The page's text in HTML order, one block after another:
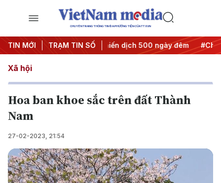
CHUYÊN TRANG THÔNG TIN ĐA PHƯƠNG TIỆN CỦA TTXVN
TIN MỚI TRẠM TIN SỐ
hành động #Chiến dịch 500 ngày đêm #Chống khai
Xã hội
Hoa ban khoe sắc trên đất Thành
Nam
27-02-2023, 21:54